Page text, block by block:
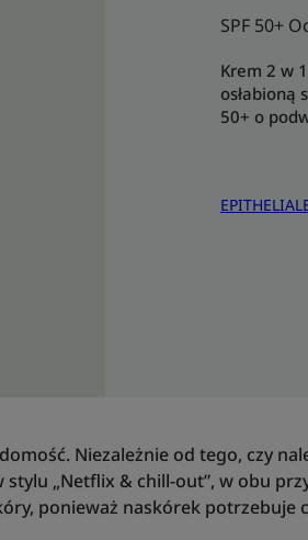
SPF 50+
Krem 2 w
osłabioną
50+ o
Niezależnie od tego, czy
stylu „Netflix & chill-out”, w obu
ponieważ naskórek potrzebuje